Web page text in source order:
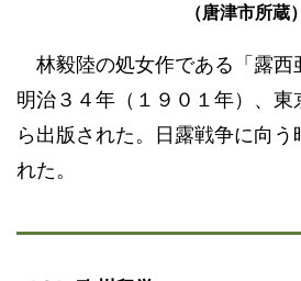
（唐津市所蔵）
林毅陸の処女作である「露西
明治３４年（１９０１年）、
ら出版された。日露戦争に向う
れた。